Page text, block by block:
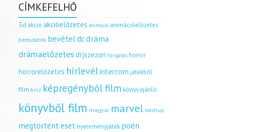
CÍMKEFELHŐ
3d akció akcióelőzetes animáció animációelőzetes
bemutatók bevételdcdráma
drámaelőzetes díjszezon forgatás horror
horrorelőzetes hírlevélintercom játékból
film kvíz képregényből film könyvajánló
könyvből film magyar marvel mashup
megtörtént esetnyereményjáték poén